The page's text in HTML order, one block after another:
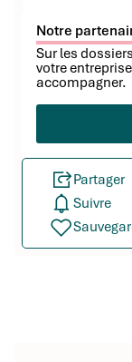
Notre
Sur les
votre
accompagner.
Partager
Suivre